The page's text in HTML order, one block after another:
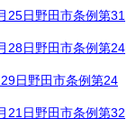
25日野田市条例第31
28日野田市条例第24
日野田市条例第24
21日野田市条例第32